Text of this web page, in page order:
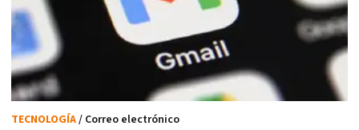
TECNOLOGÍA/ Correo electrónico